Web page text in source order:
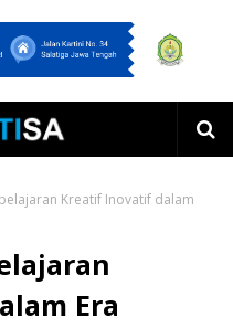
Kreatif Inovatif dalam
Era